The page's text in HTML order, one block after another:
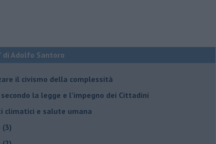
di Adolfo Santoro
il civismo della complessità
la legge e l’impegno dei Cittadini
climatici e salute umana